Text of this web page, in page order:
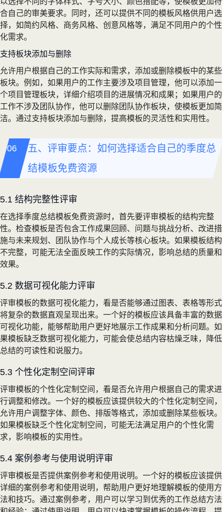
合自己的审美要求。同时，还可以提供不同的模板风格供用户选
择，如简约风格、商务风格、创意风格等，满足不同用户的个性
化需求。
支持板块添加与删除
允许用户根据自己的工作实际和需求，添加或删除模板中的某些
板块。例如，如果用户的工作主要涉及项目管理，他可以添加一
个项目管理板块，详细介绍项目的进展情况和成果；如果用户的
工作不涉及团队协作，他可以删除团队协作板块，使模板更加简
洁。通过支持板块添加与删除，提高模板的灵活性和实用性。
五、评审要点：如何选择适合自己的季度总
结模板免费资源
5.1 结构完整性评审
在选择季度总结模板免费资源时，首先要评审模板的结构完整
性。检查模板是否包含工作成果回顾、问题与挑战分析、改进措
施与未来规划、团队协作与个人成长等核心板块。如果模板结构
不完整，可能无法全面反映工作的实际情况，影响总结的质量和
效果。
5.2 数据可视化能力评审
评审模板的数据可视化能力，看是否能够通过图表、表格等形式
将复杂的数据直观呈现出来。一个好的模板应该具备丰富的数据
可视化功能，能够帮助用户更好地展示工作成果和分析问题。如
果模板缺乏数据可视化能力，可能会使总结内容枯燥乏味，降低
总结的可读性和说服力。
5.3 个性化定制空间评审
评审模板的个性化定制空间，看是否允许用户根据自己的需求进
行调整和修改。一个好的模板应该提供较大的个性化定制空间，
允许用户调整字体、颜色、排版等格式，添加或删除某些板块。
如果模板缺乏个性化定制空间，可能无法满足用户的个性化需
求，影响模板的实用性。
5.4 案例参考与使用说明评审
评审模板是否提供案例参考和使用说明。一个好的模板应该提供
详细的案例参考和使用说明，帮助用户更好地理解模板的使用方
法和技巧。通过案例参考，用户可以学习到优秀的工作总结方法